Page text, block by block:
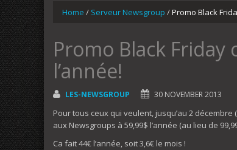
Home / Serveur Newsgroup /Promo Black
Promo Black Friday
l’année!
LES-NEWSGROUP 30 NOVEMBER 2013
Pour tous ceux qui veulent, jusqu’au 2
aux Newsgroups à 59,99$ l’année (au lieu de
Ca fait 44€ l’année, soit 3,6€ le mois !